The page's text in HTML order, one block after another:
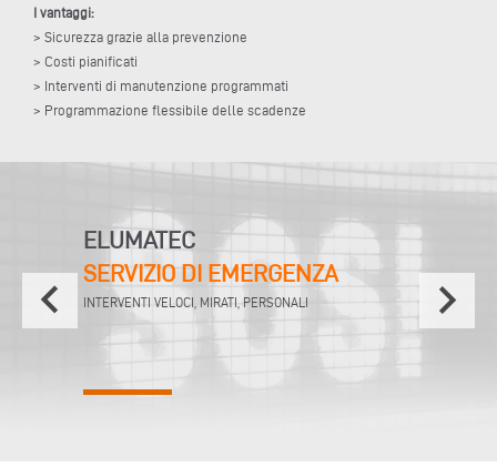
I vantaggi:
> Sicurezza grazie alla prevenzione
> Costi pianificati
> Interventi di manutenzione programmati
> Programmazione flessibile delle scadenze
ELUMATEC
SERVIZIO DI EMERGENZA
INTERVENTI VELOCI, MIRATI, PERSONALI
keyboard_arrow_left keyboard_arrow_right